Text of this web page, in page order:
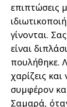
επιπτώσεις
γίνονται.
είναι
πουλήθηκε.
χαρίζεις
συμφέρον
Σαμαρά,